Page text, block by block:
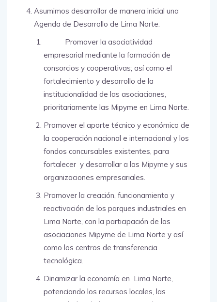
Asumimos desarrollar de manera inicial una
Agenda de Desarrollo de Lima Norte:
Promover la asociatividad
empresarial mediante la formación de
consorcios y cooperativas; así como el
fortalecimiento y desarrollo de la
institucionalidad de las asociaciones,
prioritariamente las Mipyme en Lima Norte.
Promover el aporte técnico y económico de
la cooperación nacional e internacional y los
fondos concursables existentes, para
fortalecer y desarrollar a las Mipyme y sus
organizaciones empresariales.
Promover la creación, funcionamiento y
reactivación de los parques industriales en
Lima Norte, con la participación de las
asociaciones Mipyme de Lima Norte y así
como los centros de transferencia
tecnológica.
Dinamizar la economía en Lima Norte,
potenciando los recursos locales, las